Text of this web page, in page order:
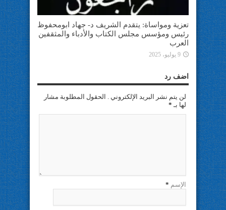
تعزية ومواساة: يتقدم الشريف د- جهاد ابومحفوظ
رئيس ومؤسس مجلس الكتاب والأدباء والمثقفين
العرب
9 يوليو، 2025
اضف رد
لن يتم نشر البريد الإلكتروني . الحقول المطلوبة مشار
لها بـ *
الإسم *